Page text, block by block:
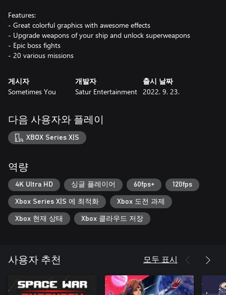
Features:
- Great colorful graphics with awesome effects
- Upgrade weapons of your ship and unlock superweapons
- Epic boss fights
- 20 various missions
게시자
Sometimes You
개발자
Satur Entertainment
출시 날짜
2022. 9. 23.
다음 사용자와 플레이
XBOX Series X|S
역량
4K Ultra HD 싱글 플레이어 60fps+ 120fps
Xbox Series X|S 에 최적화 Xbox 도전 과제
Xbox 현재 상태 Xbox 클라우드 저장
사용자 추천 모두 표시